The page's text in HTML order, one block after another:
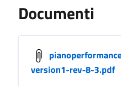
Documenti
version1-rev-8-3.pdf